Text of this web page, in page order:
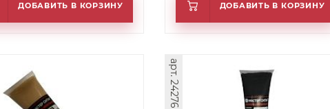
ДОБАВИТЬ В КОРЗИНУ ДОБАВИТЬ В КОРЗИНУ
арт. 24276